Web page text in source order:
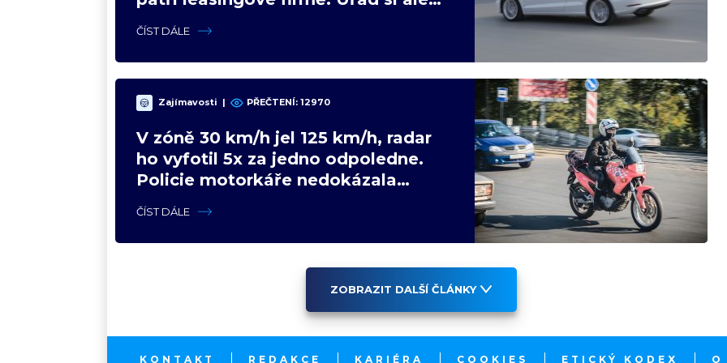
poradil jinak
ČÍST DÁLE
Zajímavosti | PŘEČTENÍ: 12970
V zóně 30 km/h jel 125 km/h, radar
ho vyfotil 5x za jedno odpoledne.
Policie motorkáře nedokázala
zastavit
ČÍST DÁLE
ZOBRAZIT DALŠÍ ČLÁNKY
KONTAKT REDAKCE KARIÉRA COOKIES ETICKÝ KODEX O